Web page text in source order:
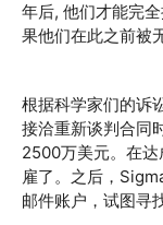
年后, 他们才能完
果他们在此之前被
根据科学家们的诉
接洽重新谈判合同
2500万美元。在
雇了。之后，
邮件账户，试图寻